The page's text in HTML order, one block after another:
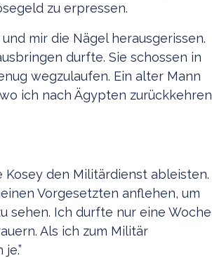
zu erpressen.
mir die Nägel herausgerissen.
durfte. Sie schossen in
wegzulaufen. Ein alter Mann
ich nach Ägypten zurückkehren
den Militärdienst ableisten.
Vorgesetzten anflehen, um
sehen. Ich durfte nur eine Woche
Als ich zum Militär